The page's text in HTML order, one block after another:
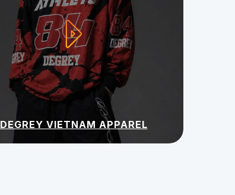
DEGREY VIETNAM APPAREL